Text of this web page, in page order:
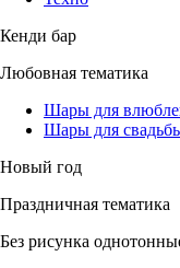
Кенди бар
Любовная тематика
Шары для
Шары для
Новый год
Праздничная тематика
Без рисунка